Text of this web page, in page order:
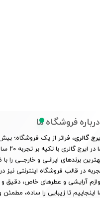
درباره فروشگاه ما
گالری، فراتر از یک فروشگاه؛
ما
برندهای ایرانـی و خارجــی را
در قالب فروشگاه اینترنتی
آرایشی و عطرهای خاص، دقیق
اینجاییم تا زیبایی را ساده،